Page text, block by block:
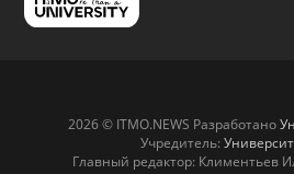
2026 © ITMO.NEWS Разработано
Учредитель:
Главный редактор: Климентьев